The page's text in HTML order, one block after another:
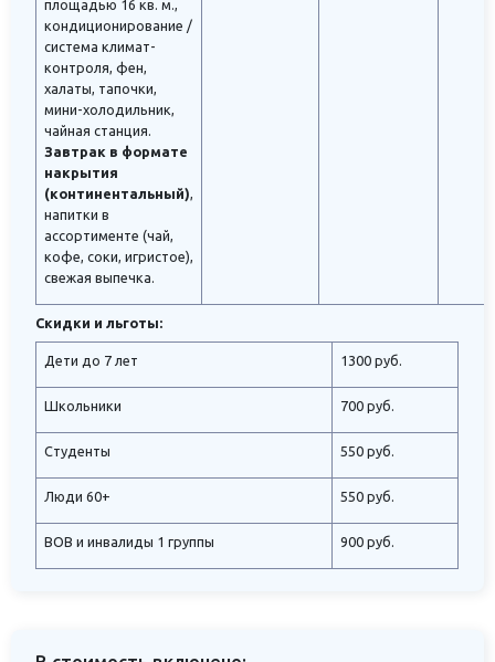
площадью 16 кв. м.,
кондиционирование /
система климат-
контроля, фен,
халаты, тапочки,
мини-холодильник,
чайная станция.
Завтрак в формате
накрытия
(континентальный),
напитки в
ассортименте (чай,
кофе, соки, игристое),
свежая выпечка.
Скидки и льготы:
Дети до 7 лет 1300 руб.
Школьники 700 руб.
Студенты 550 руб.
Люди 60+ 550 руб.
ВОВ и инвалиды 1 группы 900 руб.